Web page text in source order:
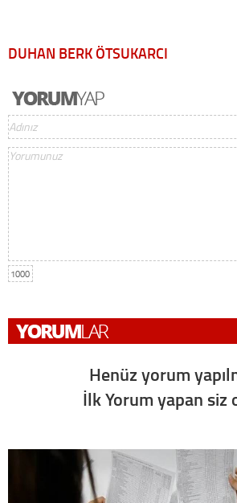
DUHAN BERK ÖTSUKARCI
1000
Henüz yorum
İlk Yorum yapan siz